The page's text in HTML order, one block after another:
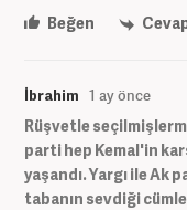
Beğen
İbrahim 1 ay önce
Rüşvetle
parti hep Kemal'in
yaşandı. Yargı ile Ak
tabanın sevdiği